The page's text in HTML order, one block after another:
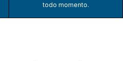
todo momento.